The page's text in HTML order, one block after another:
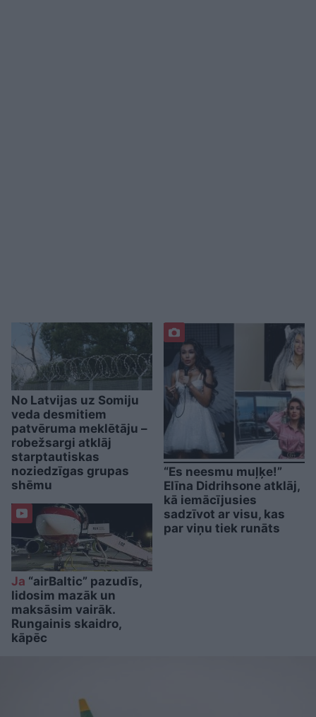
No Latvijas uz Somiju
veda desmitiem
patvēruma meklētāju –
robežsargi atklāj
starptautiskas
noziedzīgas grupas
shēmu
Ja “airBaltic” pazudīs,
lidosim mazāk un
maksāsim vairāk.
Rungainis skaidro,
kāpēc
“Es neesmu muļķe!”
Elīna Didrihsone atklāj,
kā iemācījusies
sadzīvot ar visu, kas
par viņu tiek runāts